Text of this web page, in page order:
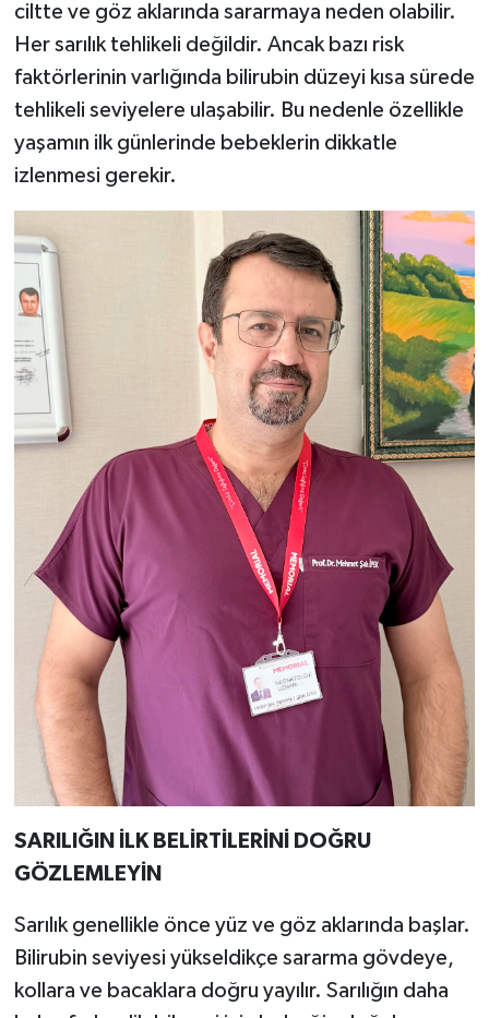
ciltte ve göz aklarında sararmaya neden olabilir.
Her sarılık tehlikeli değildir. Ancak bazı risk
faktörlerinin varlığında bilirubin düzeyi kısa sürede
tehlikeli seviyelere ulaşabilir. Bu nedenle özellikle
yaşamın ilk günlerinde bebeklerin dikkatle
izlenmesi gerekir.
SARILIĞIN İLK BELİRTİLERİNİ DOĞRU
GÖZLEMLEYİN
Sarılık genellikle önce yüz ve göz aklarında başlar.
Bilirubin seviyesi yükseldikçe sararma gövdeye,
kollara ve bacaklara doğru yayılır. Sarılığın daha